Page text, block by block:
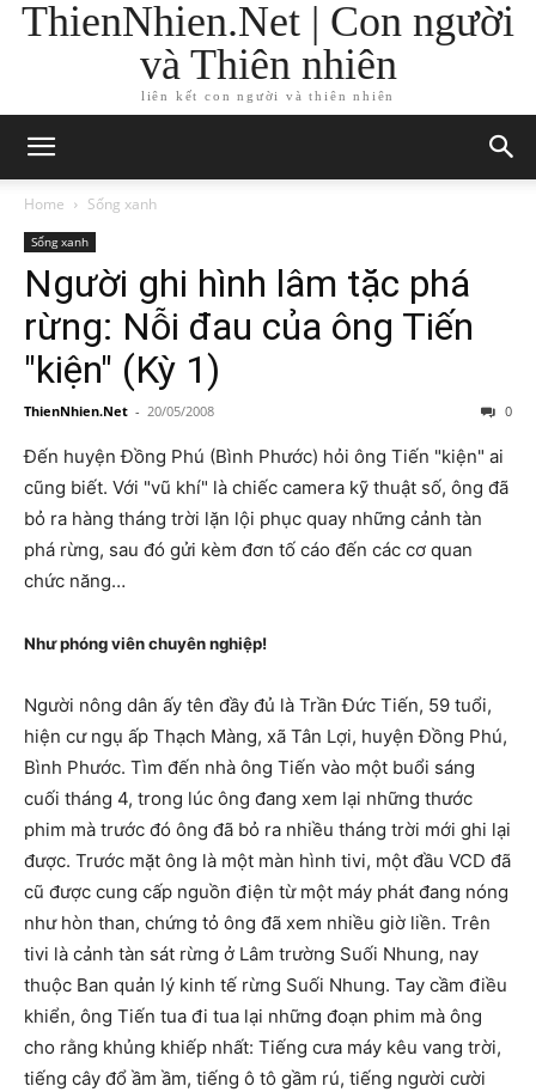
ThienNhien.Net | Con người
và Thiên nhiên
liên kết con người và thiên nhiên
Home Sống xanh
Sống xanh
Người ghi hình lâm tặc phá
rừng: Nỗi đau của ông Tiến
"kiện" (Kỳ 1)
ThienNhien.Net - 20/05/2008 0
Đến huyện Đồng Phú (Bình Phước) hỏi ông Tiến "kiện" ai
cũng biết. Với "vũ khí" là chiếc camera kỹ thuật số, ông đã
bỏ ra hàng tháng trời lặn lội phục quay những cảnh tàn
phá rừng, sau đó gửi kèm đơn tố cáo đến các cơ quan
chức năng…
Như phóng viên chuyên nghiệp!
Người nông dân ấy tên đầy đủ là Trần Đức Tiến, 59 tuổi,
hiện cư ngụ ấp Thạch Màng, xã Tân Lợi, huyện Đồng Phú,
Bình Phước. Tìm đến nhà ông Tiến vào một buổi sáng
cuối tháng 4, trong lúc ông đang xem lại những thước
phim mà trước đó ông đã bỏ ra nhiều tháng trời mới ghi lại
được. Trước mặt ông là một màn hình tivi, một đầu VCD đã
cũ được cung cấp nguồn điện từ một máy phát đang nóng
như hòn than, chứng tỏ ông đã xem nhiều giờ liền. Trên
tivi là cảnh tàn sát rừng ở Lâm trường Suối Nhung, nay
thuộc Ban quản lý kinh tế rừng Suối Nhung. Tay cầm điều
khiển, ông Tiến tua đi tua lại những đoạn phim mà ông
cho rằng khủng khiếp nhất: Tiếng cưa máy kêu vang trời,
tiếng cây đổ ầm ầm, tiếng ô tô gầm rú, tiếng người cười